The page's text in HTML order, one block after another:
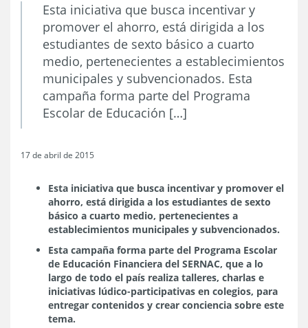
Esta iniciativa que busca incentivar y
promover el ahorro, está dirigida a los
estudiantes de sexto básico a cuarto
medio, pertenecientes a establecimientos
municipales y subvencionados. Esta
campaña forma parte del Programa
Escolar de Educación […]
17 de abril de 2015
Esta iniciativa que busca incentivar y promover el
ahorro, está dirigida a los estudiantes de sexto
básico a cuarto medio, pertenecientes a
establecimientos municipales y subvencionados.
Esta campaña forma parte del Programa Escolar
de Educación Financiera del SERNAC, que a lo
largo de todo el país realiza talleres, charlas e
iniciativas lúdico-participativas en colegios, para
entregar contenidos y crear conciencia sobre este
tema.